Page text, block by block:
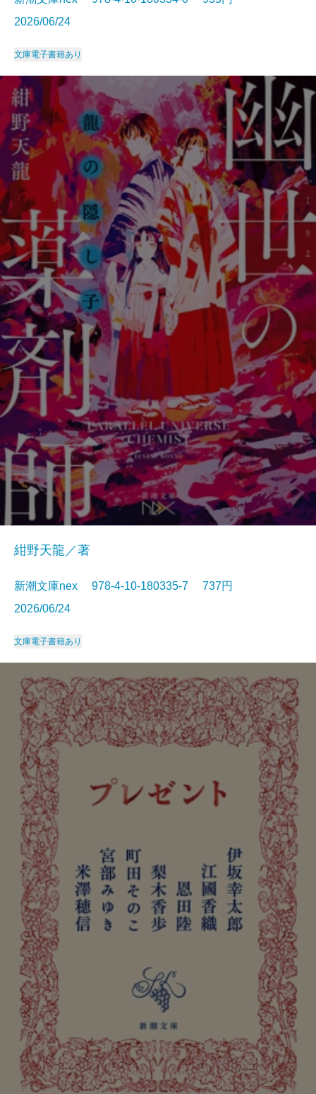
2026/06/24
文庫電子書籍あり
紺野天龍／著
新潮文庫nex 978-4-10-180335-7 737円
2026/06/24
文庫電子書籍あり